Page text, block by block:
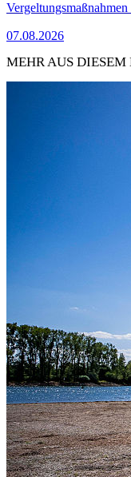
07.08.2026
MEHR AUS DIESEM